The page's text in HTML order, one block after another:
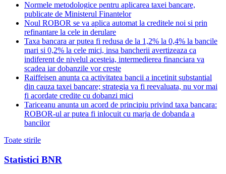
Normele metodologice pentru aplicarea taxei bancare,
publicate de Ministerul Finantelor
Noul ROBOR se va aplica automat la creditele noi si prin
refinantare la cele in derulare
Taxa bancara ar putea fi redusa de la 1,2% la 0,4% la bancile
mari si 0,2% la cele mici, insa bancherii avertizeaza ca
indiferent de nivelul acesteia, intermedierea financiara va
scadea iar dobanzile vor creste
Raiffeisen anunta ca activitatea bancii a incetinit substantial
din cauza taxei bancare; strategia va fi reevaluata, nu vor mai
fi acordate credite cu dobanzi mici
Tariceanu anunta un acord de principiu privind taxa bancara:
ROBOR-ul ar putea fi inlocuit cu marja de dobanda a
bancilor
Toate stirile
Statistici BNR